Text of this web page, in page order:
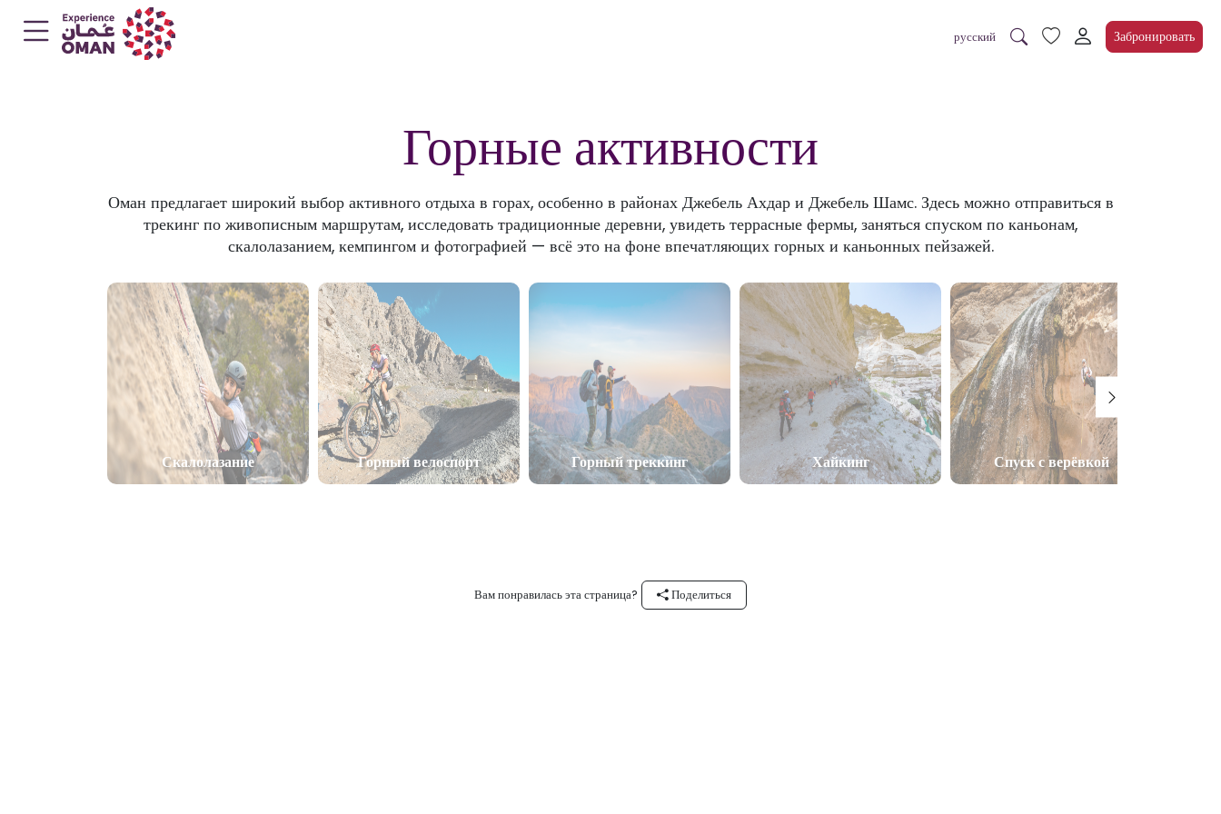
русский Забронировать
Горные активности
Оман предлагает широкий выбор активного отдыха в горах, особенно в районах Джебель Ахдар и Джебель Шамс. Здесь можно отправиться в
трекинг по живописным маршрутам, исследовать традиционные деревни, увидеть террасные фермы, заняться спуском по каньонам,
скалолазанием, кемпингом и фотографией — всё это на фоне впечатляющих горных и каньонных пейзажей.
Скалолазание Горный велоспорт Горный треккинг Хайкинг Спуск с верёвкой
Вам понравилась эта страница? Поделиться